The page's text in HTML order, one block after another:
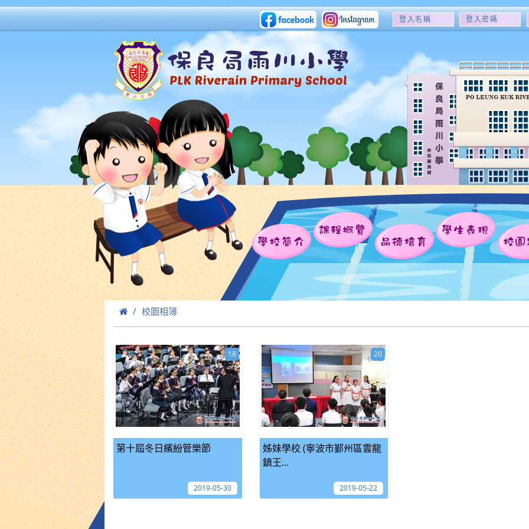
登
名
稱
登
密
碼
學校簡介
課程概覽
品德培育
學生表現
校
校園相簿
第十屆冬日繽紛管樂節
18
2019-05-30
姊妹學校 (寧波市鄞州區雲龍
鎮王...
20
2019-05-22